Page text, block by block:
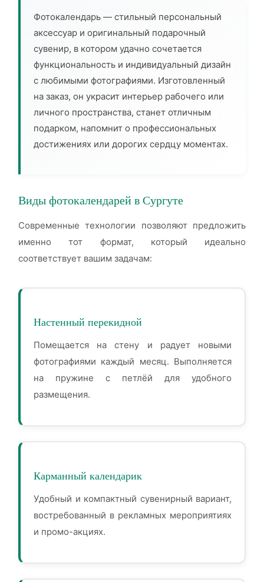
Фотокалендарь — стильный персональный
аксессуар и оригинальный подарочный
сувенир, в котором удачно сочетается
функциональность и индивидуальный дизайн
с любимыми фотографиями. Изготовленный
на заказ, он украсит интерьер рабочего или
личного пространства, станет отличным
подарком, напомнит о профессиональных
достижениях или дорогих сердцу моментах.
Виды фотокалендарей в Сургуте
Современные технологии позволяют предложить
именно тот формат, который идеально
соответствует вашим задачам:
Настенный перекидной
Помещается на стену и радует новыми
фотографиями каждый месяц. Выполняется
на пружине с петлёй для удобного
размещения.
Карманный календарик
Удобный и компактный сувенирный вариант,
востребованный в рекламных мероприятиях
и промо-акциях.